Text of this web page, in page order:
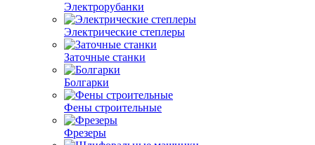
Электрорубанки
Электрические степлеры
Заточные станки
Болгарки
Фены строительные
Фрезеры